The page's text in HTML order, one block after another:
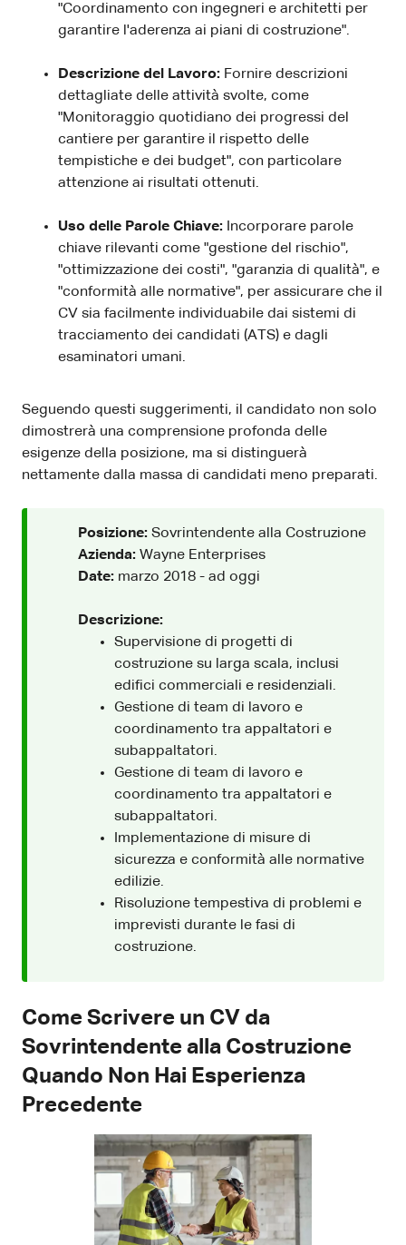
"Coordinamento con ingegneri e architetti per
garantire l'aderenza ai piani di costruzione".
Descrizione del Lavoro: Fornire descrizioni
dettagliate delle attività svolte, come
"Monitoraggio quotidiano dei progressi del
cantiere per garantire il rispetto delle
tempistiche e dei budget", con particolare
attenzione ai risultati ottenuti.
Uso delle Parole Chiave: Incorporare parole
chiave rilevanti come "gestione del rischio",
"ottimizzazione dei costi", "garanzia di qualità", e
"conformità alle normative", per assicurare che il
CV sia facilmente individuabile dai sistemi di
tracciamento dei candidati (ATS) e dagli
esaminatori umani.
Seguendo questi suggerimenti, il candidato non solo
dimostrerà una comprensione profonda delle
esigenze della posizione, ma si distinguerà
nettamente dalla massa di candidati meno preparati.
Posizione: Sovrintendente alla Costruzione
Azienda: Wayne Enterprises
Date: marzo 2018 - ad oggi
Descrizione:
Supervisione di progetti di
costruzione su larga scala, inclusi
edifici commerciali e residenziali.
Gestione di team di lavoro e
coordinamento tra appaltatori e
subappaltatori.
Gestione di team di lavoro e
coordinamento tra appaltatori e
subappaltatori.
Implementazione di misure di
sicurezza e conformità alle normative
edilizie.
Risoluzione tempestiva di problemi e
imprevisti durante le fasi di
costruzione.
Come Scrivere un CV da
Sovrintendente alla Costruzione
Quando Non Hai Esperienza
Precedente